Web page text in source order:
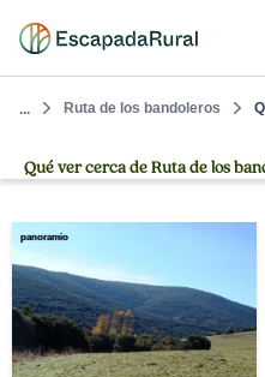
... Ruta de los bandoleros
Qué ver cerca de Ruta de los
panoramio